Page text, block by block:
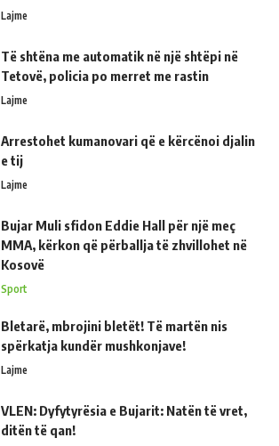
Lajme
Të shtëna me automatik në një shtëpi në
Tetovë, policia po merret me rastin
Lajme
Arrestohet kumanovari që e kërcënoi djalin
e tij
Lajme
Bujar Muli sfidon Eddie Hall për një meç
MMA, kërkon që përballja të zhvillohet në
Kosovë
Sport
Bletarë, mbrojini bletët! Të martën nis
spërkatja kundër mushkonjave!
Lajme
VLEN: Dyfytyrësia e Bujarit: Natën të vret,
ditën të qan!